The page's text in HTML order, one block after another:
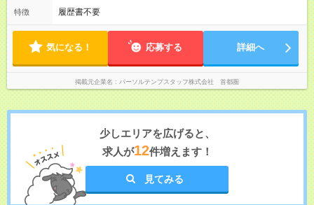
特徴 履歴書不要
気になる！ 応募する 詳細へ
掲載元企業名 パーソルテンプスタッフ株式会社 首都圏
少しエリアを広げると、
求人が12件増えます！
見てみる